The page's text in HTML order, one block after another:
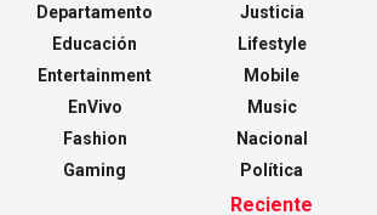
Departamento
Educación
Entertainment
EnVivo
Fashion
Gaming
Justicia
Lifestyle
Mobile
Music
Nacional
Política
Reciente